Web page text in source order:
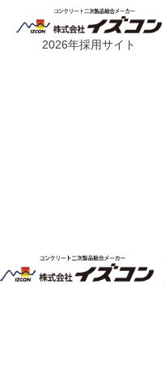
2026年採用サイト